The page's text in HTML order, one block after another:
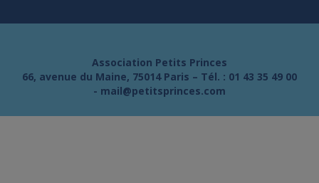
Association Petits Princes
66, avenue du Maine, 75014 Paris – Tél. : 01 43 35 49 00
- mail@petitsprinces.com